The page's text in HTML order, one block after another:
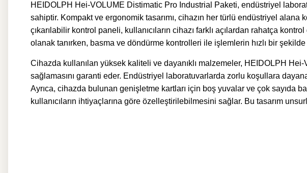
HEIDOLPH Hei-VOLUME Distimatic Pro Industrial Paketi, endüstriyel
sahiptir. Kompakt ve ergonomik tasarımı, cihazın her türlü endüstriyel
çıkarılabilir kontrol paneli, kullanıcıların cihazı farklı açılardan rahatça
olanak tanırken, basma ve döndürme kontrolleri ile işlemlerin hızlı bir şekilde
Cihazda kullanılan yüksek kaliteli ve dayanıklı malzemeler, HEIDOLPH
sağlamasını garanti eder. Endüstriyel laboratuvarlarda zorlu koşullara
Ayrıca, cihazda bulunan genişletme kartları için boş yuvalar ve çok sayıda
kullanıcıların ihtiyaçlarına göre özelleştirilebilmesini sağlar. Bu tasarım